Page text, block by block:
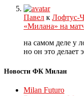
Павел к Лофтус-
«Милана» на
на самом деле у
но он это
Новости ФК Милан
Milan Futuro